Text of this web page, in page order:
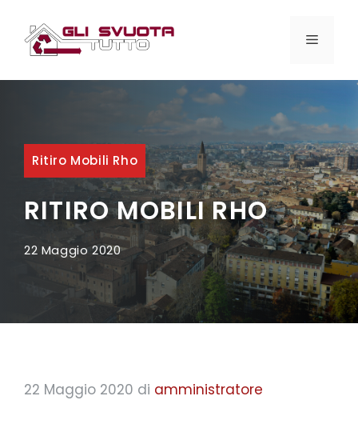
contenuto
MENU
Ritiro Mobili Rho
RITIRO MOBILI RHO
22 Maggio 2020
22 Maggio 2020 di amministratore